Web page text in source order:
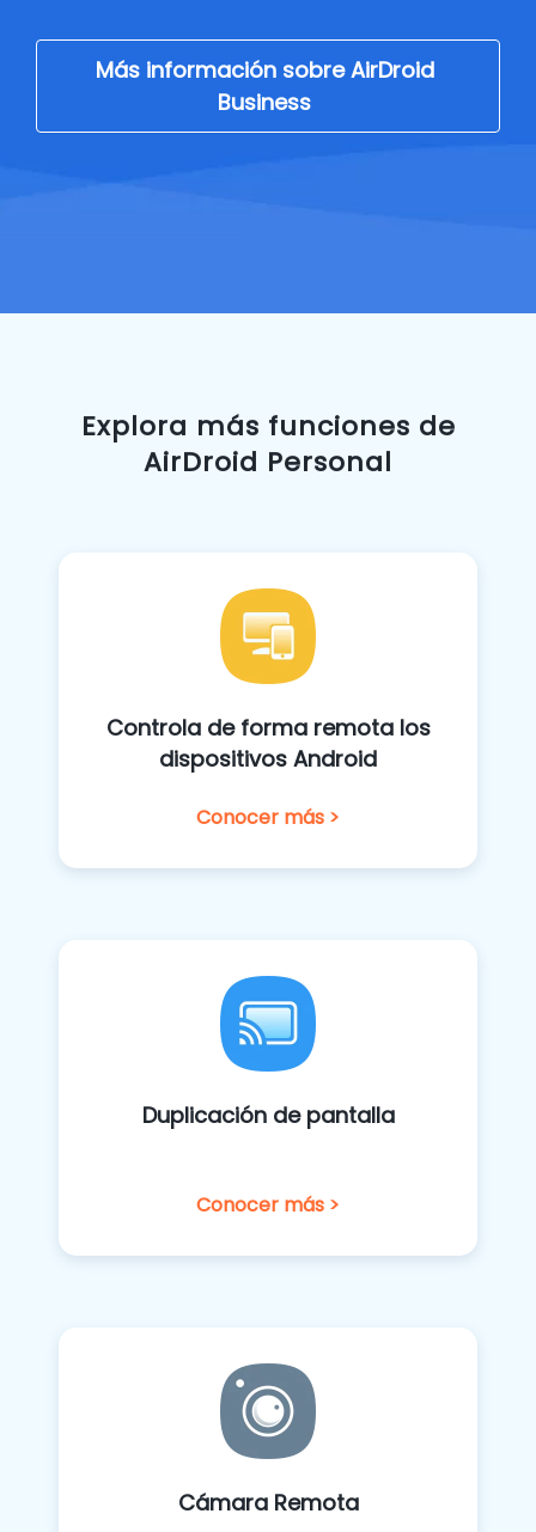
Más información sobre AirDroid
Business
Explora más funciones de
AirDroid Personal
Controla de forma remota los
dispositivos Android
Conocer más >
Duplicación de pantalla
Conocer más >
Cámara Remota